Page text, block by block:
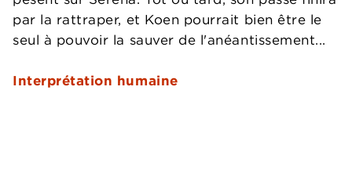
par la rattraper, et Koen pourrait bien être le
seul à pouvoir la sauver de l'anéantissement...
Interprétation humaine